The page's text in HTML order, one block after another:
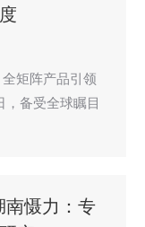
矩阵产品引领
备受全球瞩目
慑力：专